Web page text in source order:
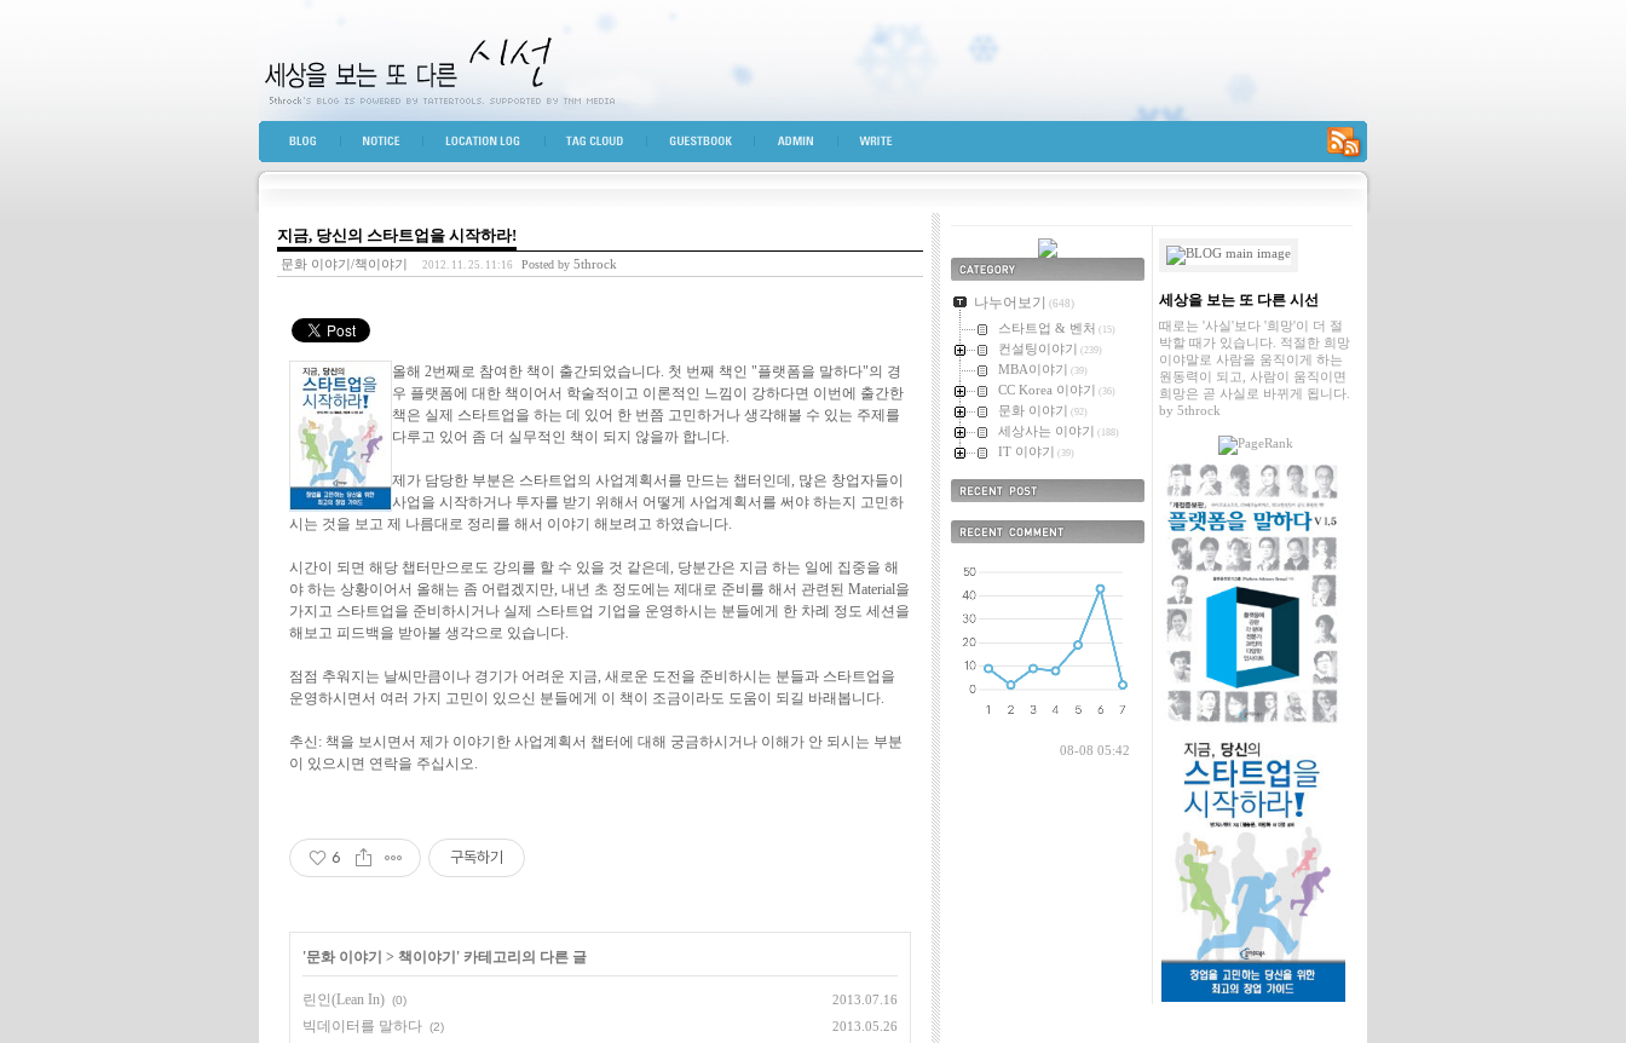
세상을 보는 또 다른 시선
BLOG TOP NOTICE LOCATION LOG TAG CLOUD GUESTBOOK ADMIN WRITE RSS
지금, 당신의 스타트업을 시작하라!
문화 이야기/책이야기 2012. 11. 25. 11:16 Posted by 5throck
올해 2번째로 참여한 책이 출간되었습니다. 첫 번째 책인 "플랫폼을 말하다"의 경
우 플랫폼에 대한 책이어서 학술적이고 이론적인 느낌이 강하다면 이번에 출간한
책은 실제 스타트업을 하는 데 있어 한 번쯤 고민하거나 생각해볼 수 있는 주제를
다루고 있어 좀 더 실무적인 책이 되지 않을까 합니다.
제가 담당한 부분은 스타트업의 사업계획서를 만드는 챕터인데, 많은 창업자들이
사업을 시작하거나 투자를 받기 위해서 어떻게 사업계획서를 써야 하는지 고민하
시는 것을 보고 제 나름대로 정리를 해서 이야기 해보려고 하였습니다.
시간이 되면 해당 챕터만으로도 강의를 할 수 있을 것 같은데, 당분간은 지금 하는 일에 집중을 해
야 하는 상황이어서 올해는 좀 어렵겠지만, 내년 초 정도에는 제대로 준비를 해서 관련된 Material을
가지고 스타트업을 준비하시거나 실제 스타트업 기업을 운영하시는 분들에게 한 차례 정도 세션을
해보고 피드백을 받아볼 생각으로 있습니다.
점점 추워지는 날씨만큼이나 경기가 어려운 지금, 새로운 도전을 준비하시는 분들과 스타트업을
운영하시면서 여러 가지 고민이 있으신 분들에게 이 책이 조금이라도 도움이 되길 바래봅니다.
추신: 책을 보시면서 제가 이야기한 사업계획서 챕터에 대해 궁금하시거나 이해가 안 되시는 부분
이 있으시면 연락을 주십시오.
6 구독하기
'문화 이야기 > 책이야기 ' 카테고리의 다른 글
린인(Lean In) (0) 2013.07.16
빅데이터를 말하다 (2) 2013.05.26
카테고리
나누어보기 (648)
스타트업 & 벤처 (15)
컨설팅이야기 (239)
MBA이야기 (39)
CC Korea 이야기 (36)
문화 이야기 (92)
세상사는 이야기 (188)
IT 이야기 (39)
08-08 05:42
세상을 보는 또 다른 시선
때로는 '사실'보다 '희망'이 더 절
박할 때가 있습니다. 적절한 희망
이야말로 사람을 움직이게 하는
원동력이 되고, 사람이 움직이면
희망은 곧 사실로 바뀌게 됩니다.
by 5throck